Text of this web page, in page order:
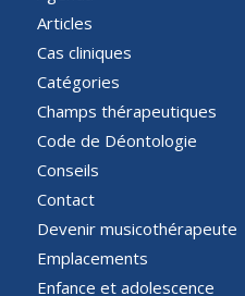
Articles
Cas cliniques
Catégories
Champs thérapeutiques
Code de Déontologie
Conseils
Contact
Devenir musicothérapeute
Emplacements
Enfance et adolescence